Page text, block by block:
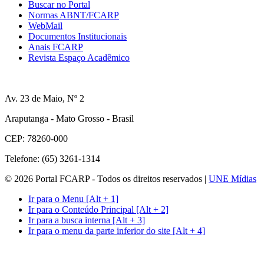
Buscar no Portal
Normas ABNT/FCARP
WebMail
Documentos Institucionais
Anais FCARP
Revista Espaço Acadêmico
Av. 23 de Maio, Nº 2
Araputanga - Mato Grosso - Brasil
CEP: 78260-000
Telefone: (65) 3261-1314
© 2026 Portal FCARP - Todos os direitos reservados | UNE Mídias
Ir para o Menu [Alt + 1]
Ir para o Conteúdo Principal [Alt + 2]
Ir para a busca interna [Alt + 3]
Ir para o menu da parte inferior do site [Alt + 4]